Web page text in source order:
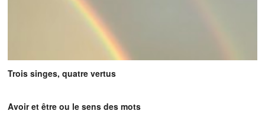
Trois singes, quatre vertus
Avoir et être ou le sens des mots